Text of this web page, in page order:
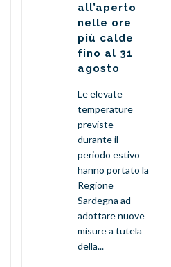
all’aperto
nelle ore
più calde
fino al 31
agosto
Le elevate
temperature
previste
durante il
periodo estivo
hanno portato la
Regione
Sardegna ad
adottare nuove
misure a tutela
della...